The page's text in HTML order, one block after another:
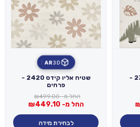
שטיח אליו קידס 2351 -
3D
AR
שטיח אליו קידס 2420 -
פרחים
החל מ- ₪499.00
החל מ- ₪449.10
לבחירת מידה